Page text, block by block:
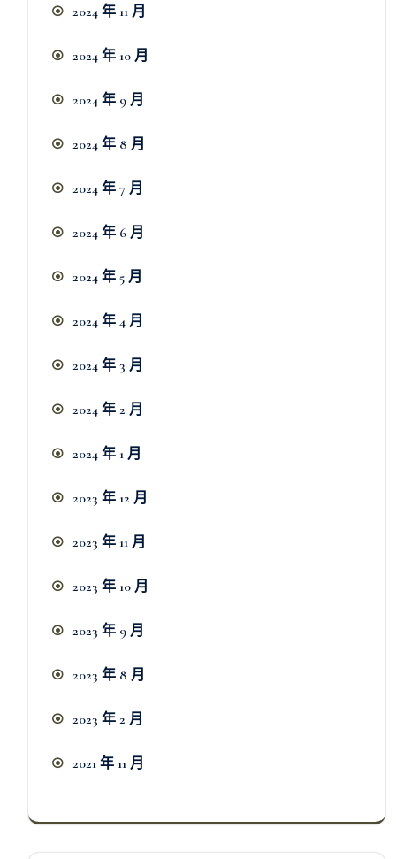
2024 年 11 月
2024 年 10 月
2024 年 9 月
2024 年 8 月
2024 年 7 月
2024 年 6 月
2024 年 5 月
2024 年 4 月
2024 年 3 月
2024 年 2 月
2024 年 1 月
2023 年 12 月
2023 年 11 月
2023 年 10 月
2023 年 9 月
2023 年 8 月
2023 年 2 月
2021 年 11 月